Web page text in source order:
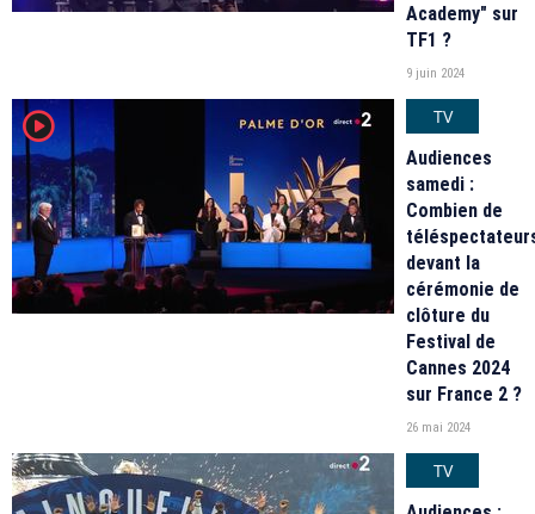
Academy" sur
TF1 ?
9 juin 2024
player2
TV
Audiences
samedi :
Combien de
devant la
cérémonie de
clôture du
Festival de
Cannes 2024
sur France 2 ?
26 mai 2024
TV